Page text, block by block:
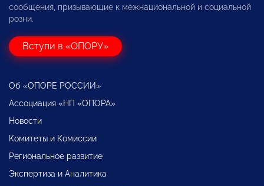
сообщения, призывающие к межнациональной и социальной
розни.
Вступи в «ОПОРУ»
Об «ОПОРЕ РОССИИ»
Ассоциация «НП «ОПОРА»
Новости
Комитеты и Комиссии
Региональное развитие
Экспертиза и Аналитика